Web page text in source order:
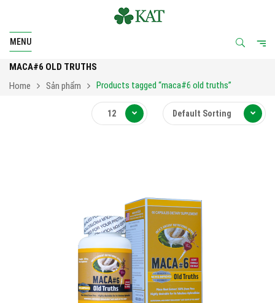
MENU
MACA#6 OLD TRUTHS
Home
Sản phẩm Products tagged “maca#6 old truths”
Default Sorting
12